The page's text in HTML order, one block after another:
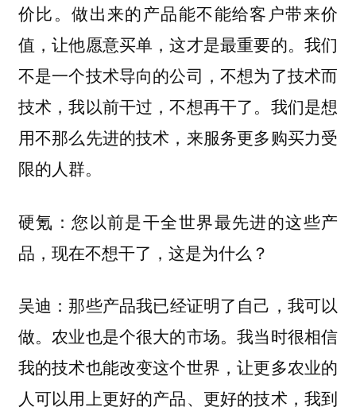
价比。做出来的产品能不能给客户带来价
值，让他愿意买单，这才是最重要的。我们
不是一个技术导向的公司，不想为了技术而
技术，我以前干过，不想再干了。我们是想
用不那么先进的技术，来服务更多购买力受
限的人群。
硬氪：您以前是干全世界最先进的这些产
品，现在不想干了，这是为什么？
吴迪： 那些产品我已经证明了自己，我可以
做。农业也是个很大的市场。我当时很相信
我的技术也能改变这个世界，让更多农业的
人可以用上更好的产品、更好的技术，我到